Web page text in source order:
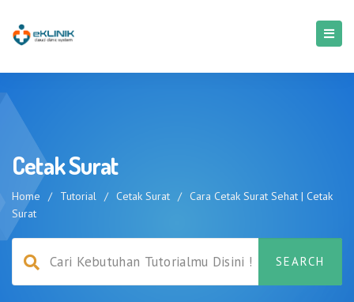
Cetak Surat
Home / Tutorial / Cetak Surat / Cara Cetak Surat Sehat | Cetak
Surat